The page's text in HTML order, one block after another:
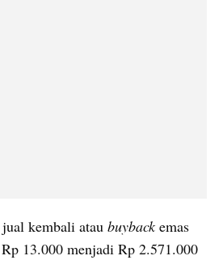
kembali atau buyback emas
13.000 menjadi Rp 2.571.000